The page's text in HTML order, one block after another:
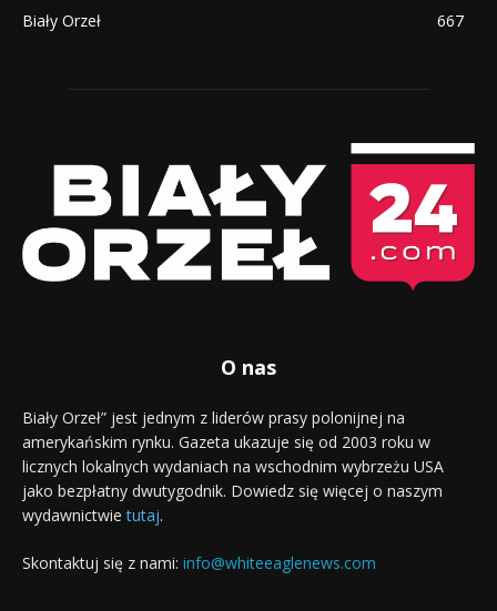
Biały Orzeł
667
O nas
Biały Orzeł” jest jednym z liderów prasy polonijnej na
amerykańskim rynku. Gazeta ukazuje się od 2003 roku w
licznych lokalnych wydaniach na wschodnim wybrzeżu USA
jako bezpłatny dwutygodnik. Dowiedz się więcej o naszym
wydawnictwietutaj.
Skontaktuj się z nami: info@whiteeaglenews.com